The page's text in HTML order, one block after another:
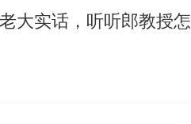
部分区域停电
大实话，听听郎教授怎